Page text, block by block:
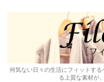
何気ない日々の生活にフィットす
る上質な素材が